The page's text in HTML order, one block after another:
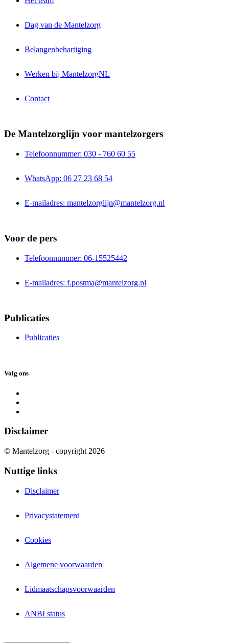
Dag van de Mantelzorg
Belangenbehartiging
Werken bij MantelzorgNL
Contact
De Mantelzorglijn voor mantelzorgers
Telefoonnummer: 030 - 760 60 55
WhatsApp: 06 27 23 68 54
E-mailadres: mantelzorglijn@mantelzorg.nl
Voor de pers
Telefoonnummer: 06-15525442
E-mailadres: f.postma@mantelzorg.nl
Publicaties
Publicaties
Volg ons
Disclaimer
© Mantelzorg - copyright 2026
Nuttige links
Disclaimer
Privacystatement
Cookies
Algemene voorwaarden
Lidmaatschapsvoorwaarden
ANBI status